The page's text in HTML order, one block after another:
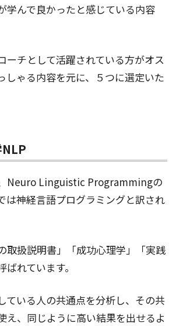
学んで良かったと感じている内容
ーチとして活躍されている方がオス
しゃる内容を元に、５つに選定いた
Neuro Linguistic Programmingの
は神経言語プログラミングと訳され
取扱説明書」「成功心理学」「実践
れています。
ている人の共通点を分析し、その共
え、同じように高い結果を出せるよ